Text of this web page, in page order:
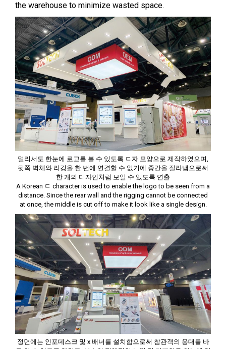
the warehouse to minimize wasted space.
멀리서도 한눈에 로고를 볼 수 있도록 ㄷ자 모양으로 제작하였으며,
뒷쪽 벽체와 리깅을 한 번에 연결할 수 없기에 중간을 잘라냄으로써
한 개의 디자인처럼 보일 수 있도록 연출
A Korean ㄷ character is used to enable the logo to be seen from a
distance. Since the rear wall and the rigging cannot be connected
at once, the middle is cut off to make it look like a single design.
정면에는 인포데스크 및 x 배너를 설치함으로써 참관객의 응대를 바